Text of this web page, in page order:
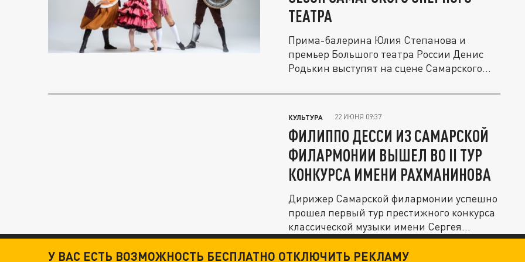
ТЕАТРА
Прима-балерина Юлия Степанова и
премьер Большого театра России Денис
Родькин выступят на сцене Самарского...
КУЛЬТУРА 22 ИЮНЯ 09:37
ФИЛИППО ДЕССИ ИЗ САМАРСКОЙ
ФИЛАРМОНИИ ВЫШЕЛ ВО II ТУР
КОНКУРСА ИМЕНИ РАХМАНИНОВА
Дирижер Самарской филармонии успешно
прошел первый тур престижного конкурса
классической музыки имени Сергея...
У ВАС ЕСТЬ ВОЗМОЖНОСТЬ БЕСПЛАТНО ОТКЛЮЧИТЬ РЕКЛАМУ